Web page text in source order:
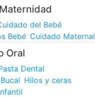
del Bebé
Bebé Cuidado Maternal
Oral
Dental
Hilos y ceras